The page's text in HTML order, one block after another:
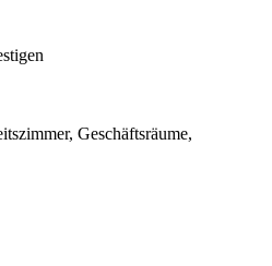
Geschäftsräume,